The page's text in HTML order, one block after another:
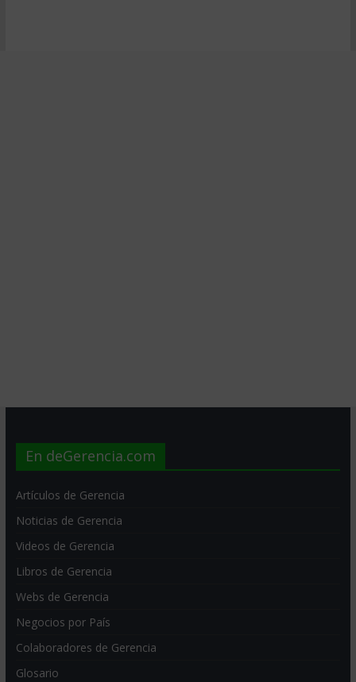
En deGerencia.com
Artículos de Gerencia
Noticias de Gerencia
Videos de Gerencia
Libros de Gerencia
Webs de Gerencia
Negocios por País
Colaboradores de Gerencia
Glosario